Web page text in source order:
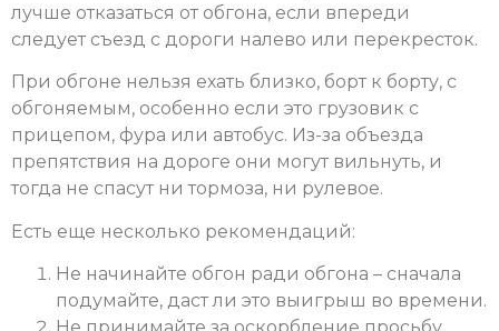
лучше отказаться от обгона, если впереди
следует съезд с дороги налево или перекресток.
При обгоне нельзя ехать близко, борт к борту, с
обгоняемым, особенно если это грузовик с
прицепом, фура или автобус. Из-за объезда
препятствия на дороге они могут вильнуть, и
тогда не спасут ни тормоза, ни рулевое.
Есть еще несколько рекомендаций:
Не начинайте обгон ради обгона – сначала
подумайте, даст ли это выигрыш во времени.